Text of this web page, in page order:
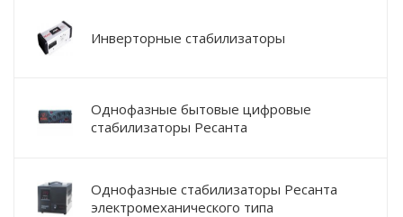
Инверторные стабилизаторы
Однофазные бытовые цифровые
стабилизаторы Ресанта
Однофазные стабилизаторы Ресанта
электромеханического типа